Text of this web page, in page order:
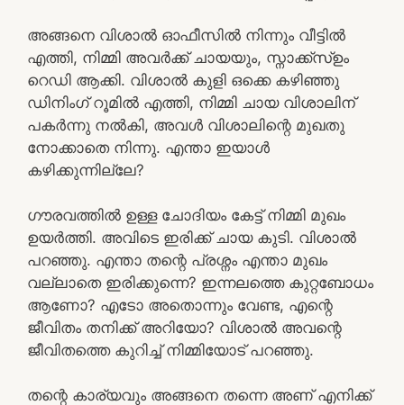
അങ്ങനെ വിശാൽ ഓഫീസിൽ നിന്നും വീട്ടിൽ
എത്തി, നിമ്മി അവർക്ക് ചായയും, സ്നാക്ക്സ്ഉം
റെഡി ആക്കി. വിശാൽ കുളി ഒക്കെ കഴിഞ്ഞു
ഡിനിംഗ് റൂമിൽ എത്തി, നിമ്മി ചായ വിശാലിന്
പകർന്നു നൽകി, അവൾ വിശാലിന്റെ മുഖതു
നോക്കാതെ നിന്നു. എന്താ ഇയാൾ
കഴിക്കുന്നില്ലേ?
ഗൗരവത്തിൽ ഉള്ള ചോദിയം കേട്ട് നിമ്മി മുഖം
ഉയർത്തി. അവിടെ ഇരിക്ക് ചായ കുടി. വിശാൽ
പറഞ്ഞു. എന്താ തന്റെ പ്രശ്നം എന്താ മുഖം
വല്ലാതെ ഇരിക്കുന്നെ? ഇന്നലത്തെ കുറ്റബോധം
ആണോ? എടോ അതൊന്നും വേണ്ട, എന്റെ
ജീവിതം തനിക്ക് അറിയോ? വിശാൽ അവന്റെ
ജീവിതത്തെ കുറിച്ച് നിമ്മിയോട്‌ പറഞ്ഞു.
തന്റെ കാര്യവും അങ്ങനെ തന്നെ അണ് എനിക്ക്